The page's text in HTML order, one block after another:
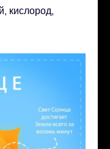
кислород,